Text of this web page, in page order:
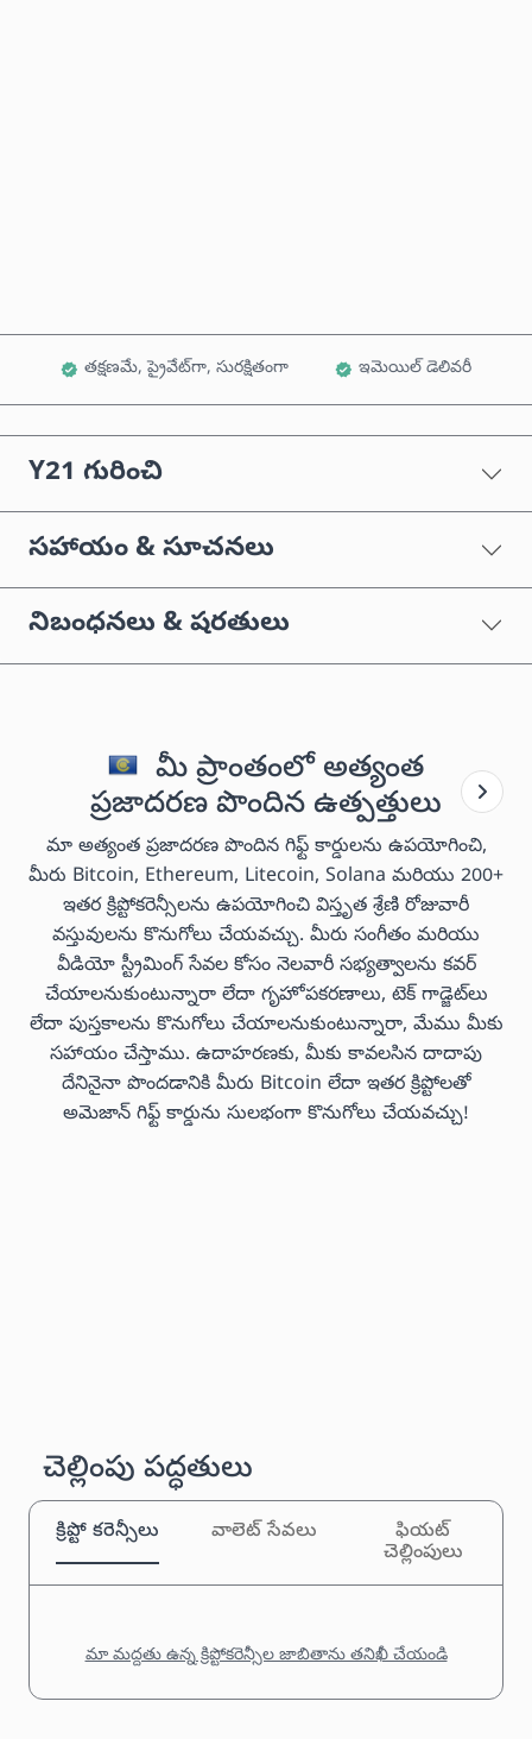
తక్షణమే, ప్రైవేట్‌గా, సురక్షితంగా ఇమెయిల్ డెలివరీ
Y21 గురించి
సహాయం & సూచనలు
నిబంధనలు & షరతులు
మీ ప్రాంతంలో అత్యంత
ప్రజాదరణ పొందిన ఉత్పత్తులు
మా అత్యంత ప్రజాదరణ పొందిన గిఫ్ట్ కార్డులను ఉపయోగించి,
మీరు Bitcoin, Ethereum, Litecoin, Solana మరియు 200+
ఇతర క్రిప్టోకరెన్సీలను ఉపయోగించి విస్తృత శ్రేణి రోజువారీ
వస్తువులను కొనుగోలు చేయవచ్చు. మీరు సంగీతం మరియు
వీడియో స్ట్రీమింగ్ సేవల కోసం నెలవారీ సభ్యత్వాలను కవర్
చేయాలనుకుంటున్నారా లేదా గృహోపకరణాలు, టెక్ గాడ్జెట్‌లు
లేదా పుస్తకాలను కొనుగోలు చేయాలనుకుంటున్నారా, మేము మీకు
సహాయం చేస్తాము. ఉదాహరణకు, మీకు కావలసిన దాదాపు
దేనినైనా పొందడానికి మీరు Bitcoin లేదా ఇతర క్రిప్టోలతో
అమెజాన్ గిఫ్ట్ కార్డును సులభంగా కొనుగోలు చేయవచ్చు!
చెల్లింపు పద్ధతులు
క్రిప్టో కరెన్సీలు వాలెట్ సేవలు
ఫియట్
చెల్లింపులు
మా మద్దతు ఉన్న క్రిప్టోకరెన్సీల జాబితాను తనిఖీ చేయండి